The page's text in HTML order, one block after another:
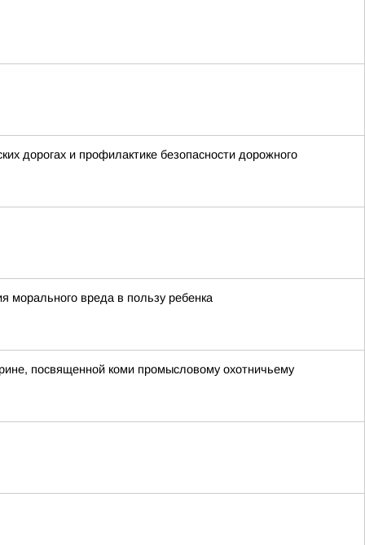
дорогах и профилактике безопасности дорожного
морального вреда в пользу ребенка
посвященной коми промысловому охотничьему